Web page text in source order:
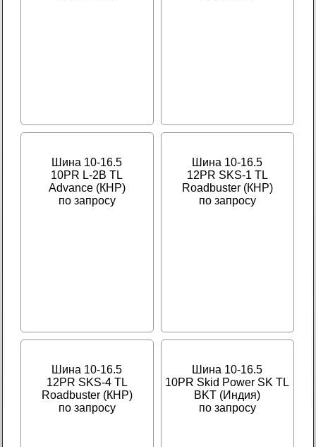
Шина 10-16.5
10PR L-2B TL
Advance (КНР)
по запросу
Шина 10-16.5
12PR SKS-1 TL
Roadbuster (КНР)
по запросу
Шина 10-16.5
12PR SKS-4 TL
Roadbuster (КНР)
по запросу
Шина 10-16.5
10PR Skid Power SK TL
BKT (Индия)
по запросу